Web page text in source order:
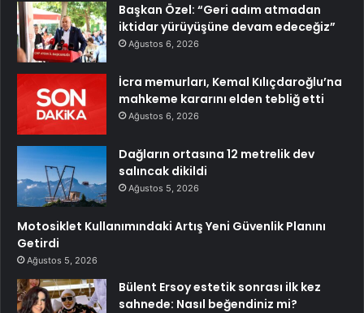
Başkan Özel: “Geri adım atmadan
iktidar yürüyüşüne devam edeceğiz”
Ağustos 6, 2026
İcra memurları, Kemal Kılıçdaroğlu’na
mahkeme kararını elden tebliğ etti
Ağustos 6, 2026
Dağların ortasına 12 metrelik dev
salıncak dikildi
Ağustos 5, 2026
Motosiklet Kullanımındaki Artış Yeni Güvenlik Planını
Getirdi
Ağustos 5, 2026
Bülent Ersoy estetik sonrası ilk kez
sahnede: Nasıl beğendiniz mi?